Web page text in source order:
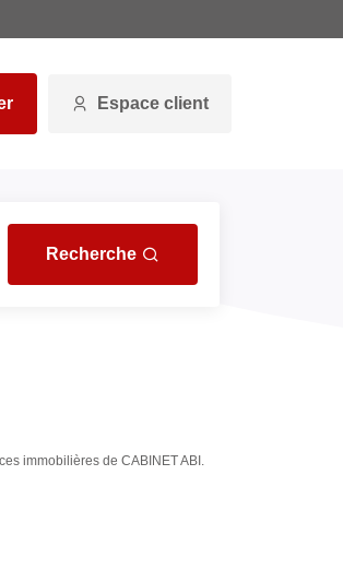
Espace client
Recherche
immobilières de CABINET ABI.